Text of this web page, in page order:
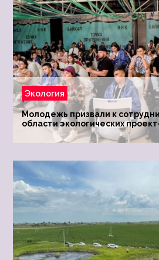
Экология
Молодежь призвали к
области экологических